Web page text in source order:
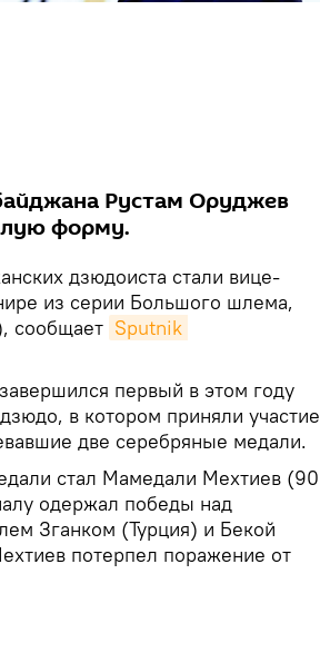
Рустам Оруджев
форму.
дзюдоиста стали вице-
из серии Большого шлема,
сообщает Sputnik
первый в этом году
в котором приняли участие
две серебряные медали.
стал Мамедали Мехтиев (90
одержал победы над
Зганком (Турция) и Бекой
потерпел поражение от